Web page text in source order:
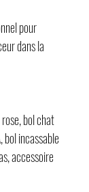
pour
dans la
bol chat
bol incassable
accessoire